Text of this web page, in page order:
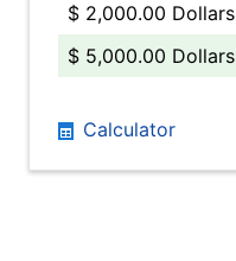
$ 2,000.00 Dollars
$ 5,000.00 Dollars
Calculator